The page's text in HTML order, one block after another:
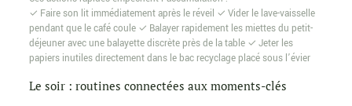
✓ Faire son lit immédiatement après le réveil ✓ Vider le lave-vaisselle
pendant que le café coule ✓ Balayer rapidement les miettes du petit-
déjeuner avec une balayette discrète près de la table ✓ Jeter les
papiers inutiles directement dans le bac recyclage placé sous l’évier
Le soir : routines connectées aux moments-clés